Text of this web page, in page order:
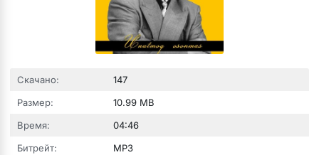
Скачано:
147
Размер:
10.99 MB
Время:
04:46
Битрейт:
MP3